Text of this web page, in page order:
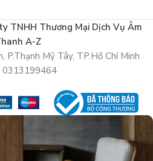
TNHH Thương Mại Dịch Vụ Âm
A-Z
Mỹ Tây, TP.Hồ Chí Minh
0313199464